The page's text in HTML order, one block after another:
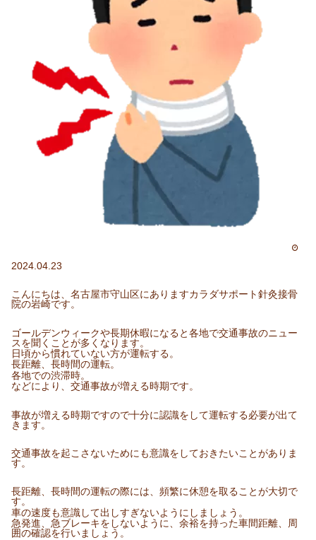
2024.04.23
こんにちは、名古屋市守山区にありますカラダサポート針灸接骨
院の岩崎です。
ゴールデンウィークや長期休暇になると各地で交通事故のニュー
スを聞くことが多くなります。
日頃から慣れていない方が運転する。
長距離、長時間の運転。
各地での渋滞時。
などにより、交通事故が増える時期です。
事故が増える時期ですので十分に認識をして運転する必要が出て
きます。
交通事故を起こさないためにも意識をしておきたいことがありま
す。
長距離、長時間の運転の際には、頻繁に休憩を取ることが大切で
す。
車の速度も意識して出しすぎないようにしましょう。
急発進、急ブレーキをしないように、余裕を持った車間距離、周
囲の確認を行いましょう。